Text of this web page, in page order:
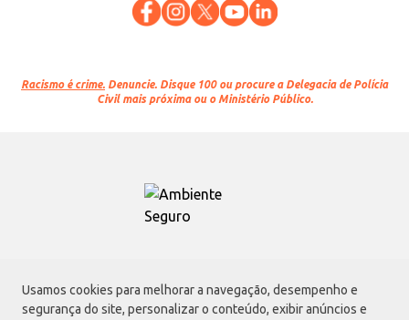
Usamos cookies para melhorar a navegação, desempenho e
segurança do site, personalizar o conteúdo, exibir anúncios e
Racismo é crime. Denuncie. Disque 100 ou procure a Delegacia de Polícia
Civil mais próxima ou o Ministério Público.
Atacadão S.A.
Avenida Morvan Dias de Figueiredo, 6169, Vila Maria, São Paulo - SP | CEP
02170-901 | CNPJ: 75.315.333/0001-09